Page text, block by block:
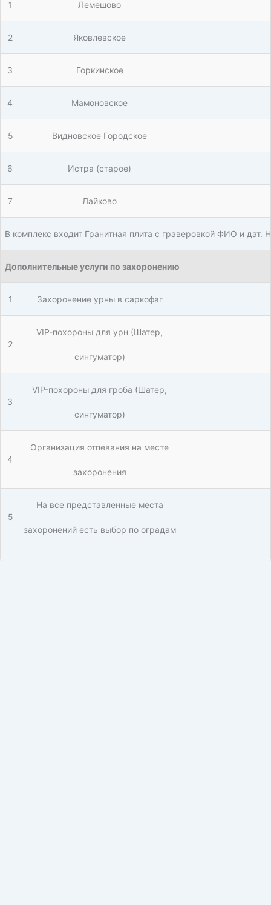
1 Лемешово
2 Яковлевское
3 Горкинское
4 Мамоновское
5 Видновское Городское
6 Истра (старое)
7 Лайково
В комплекс входит Гранитная плита с граверовкой ФИО и дат.
Дополнительные услуги по захоронению
1 Захоронение урны в саркофаг
2
VIP-похороны для урн (Шатер,
сингуматор)
3
VIP-похороны для гроба (Шатер,
сингуматор)
4
Организация отпевания на месте
захоронения
5
На все представленные места
захоронений есть выбор по оградам